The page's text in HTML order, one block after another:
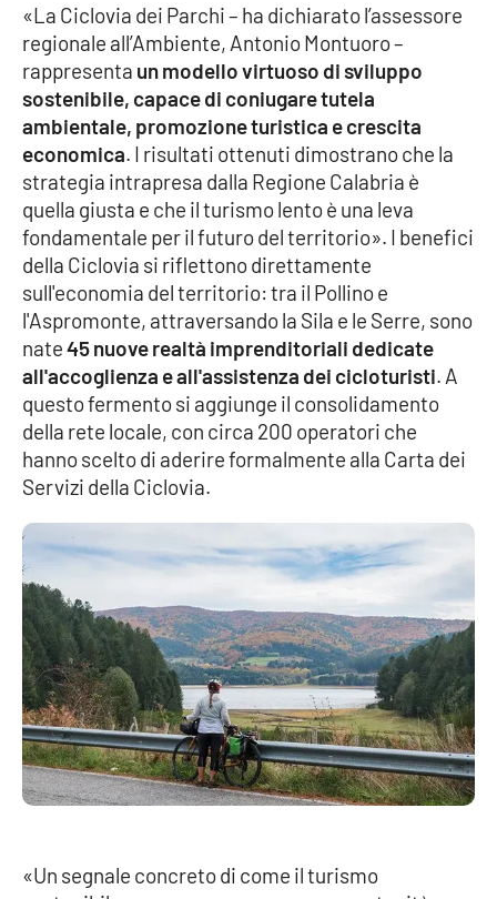
Imprese Di Calabria
Le perfidie di Antonella Grippo
Venti di comunicazione
STREAMING
LaC TV
LaC Network
LaC OnAir
EDIZIONI
LOCALI
Catanzaro
Crotone
Vibo Valentia
Reggio Calabria
Cosenza
«La Ciclovia dei Parchi – ha dichiarato l’assessore
regionale all’Ambiente, Antonio Montuoro –
rappresenta un modello virtuoso di sviluppo
sostenibile, capace di coniugare tutela
ambientale, promozione turistica e crescita
economica. I risultati ottenuti dimostrano che la
strategia intrapresa dalla Regione Calabria è
quella giusta e che il turismo lento è una leva
fondamentale per il futuro del territorio». I benefici
della Ciclovia si riflettono direttamente
sull'economia del territorio: tra il Pollino e
l'Aspromonte, attraversando la Sila e le Serre, sono
nate45 nuove realtà imprenditoriali dedicate
all'accoglienza e all'assistenza dei cicloturisti. A
questo fermento si aggiunge il consolidamento
della rete locale, con circa 200 operatori che
hanno scelto di aderire formalmente alla Carta dei
Servizi della Ciclovia.
«Un segnale concreto di come il turismo